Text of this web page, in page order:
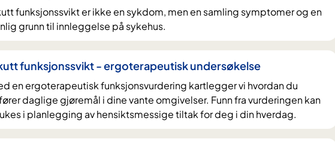
funksjonssvikt er ikke en sykdom, men en samling symptomer og en
grunn til innleggelse på sykehus.
funksjonssvikt - ergoterapeutisk undersøkelse
en ergoterapeutisk funksjonsvurdering kartlegger vi hvordan du
daglige gjøremål i dine vante omgivelser. Funn fra vurderingen kan
i planlegging av hensiktsmessige tiltak for deg i din hverdag.